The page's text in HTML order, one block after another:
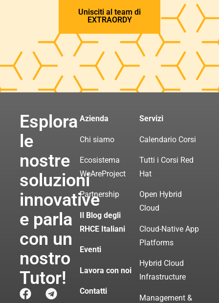
Unisciti al team di
EXTRAORDY
Esplora
le
nostre
soluzioni
innovative
e parla
con un
nostro
Tutor!
Azienda
Chi siamo
Ecosistema
WeAreProject
Partnership
Il Blog degli
RHCE Italiani
Eventi
Lavora con noi
Contatti
Servizi
Calendario Corsi
Tutti i Corsi Red
Hat
Open Hybrid
Cloud
Cloud-Native App
Platforms
Hybrid Cloud
Infrastructure
Management &